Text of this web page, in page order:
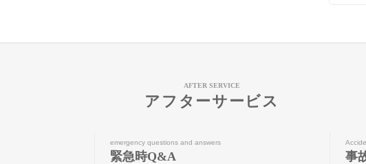
AFTER SERVICE
アフターサービス
emergency questions and answers
緊急時Q&A 事